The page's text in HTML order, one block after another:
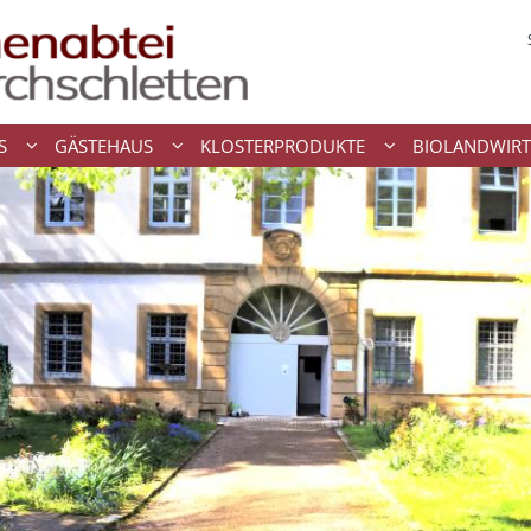
GÄSTEHAUS KLOSTERPRODUKTE